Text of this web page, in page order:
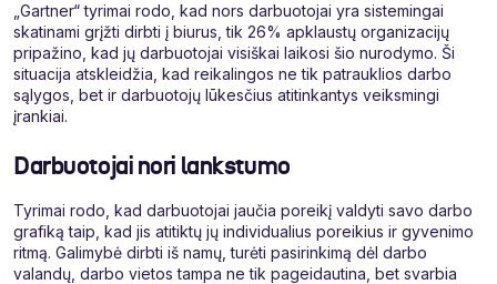
„Gartner“ tyrimai rodo, kad nors darbuotojai yra sistemingai
skatinami grįžti dirbti į biurus, tik 26% apklaustų organizacijų
pripažino, kad jų darbuotojai visiškai laikosi šio nurodymo. Ši
situacija atskleidžia, kad reikalingos ne tik patrauklios darbo
sąlygos, bet ir darbuotojų lūkesčius atitinkantys veiksmingi
įrankiai.
Darbuotojai nori lankstumo
Tyrimai rodo, kad darbuotojai jaučia poreikį valdyti savo darbo
grafiką taip, kad jis atitiktų jų individualius poreikius ir gyvenimo
ritmą. Galimybė dirbti iš namų, turėti pasirinkimą dėl darbo
valandų, darbo vietos tampa ne tik pageidautina, bet svarbia